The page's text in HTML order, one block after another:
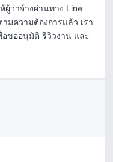
ผู้ว่าจ้างผ่านทาง Line
มความต้องการแล้ว เรา
อขออนุมัติ รีวิวงาน และ